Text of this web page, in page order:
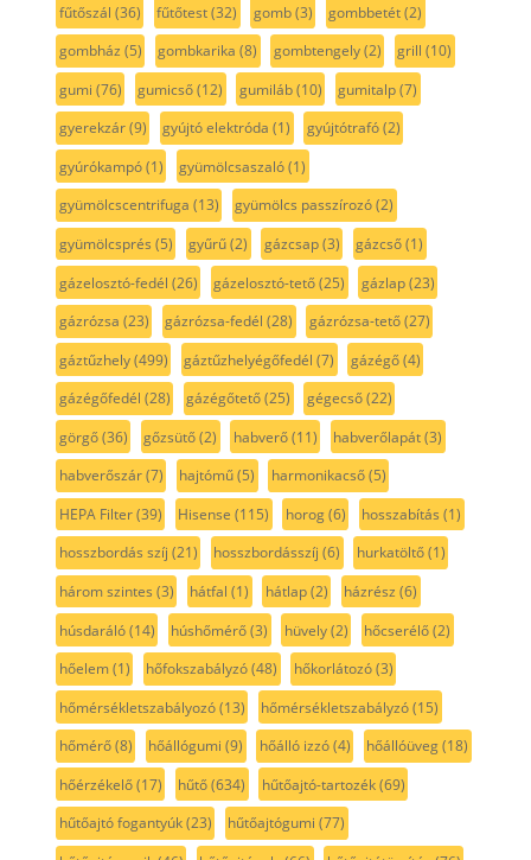
fűtőszál (36) fűtőtest(32) gomb(3) gombbetét(2)
gombház (5) gombkarika (8) gombtengely(2) grill (10)
gumi (76) gumicső(12) gumiláb(10) gumitalp(7)
gyerekzár(9) gyújtó elektróda (1) gyújtótrafó(2)
gyúrókampó(1) gyümölcsaszaló(1)
gyümölcscentrifuga (13) gyümölcs passzírozó(2)
gyümölcsprés (5) gyűrű(2) gázcsap(3) gázcső(1)
gázelosztó-fedél (26) gázelosztó-tető(25) gázlap(23)
gázrózsa (23) gázrózsa-fedél (28) gázrózsa-tető(27)
gáztűzhely(499) gáztűzhelyégőfedél (7) gázégő(4)
gázégőfedél (28) gázégőtető(25) gégecső(22)
görgő(36) gőzsütő(2) habverő(11) habverőlapát(3)
habverőszár(7) hajtómű(5) harmonikacső(5)
HEPA Filter(39) Hisense (115) horog(6) hosszabítás (1)
hosszbordás szíj (21) hosszbordásszíj (6) hurkatöltő(1)
három szintes (3) hátfal (1) hátlap(2) házrész (6)
húsdaráló(14) húshőmérő(3) hüvely(2) hőcserélő(2)
hőelem(1) hőfokszabályzó(48) hőkorlátozó(3)
hőmérsékletszabályozó(13) hőmérsékletszabályzó(15)
hőmérő(8) hőállógumi (9) hőálló izzó(4) hőállóüveg(18)
hőérzékelő(17) hűtő(634) hűtőajtó-tartozék(69)
hűtőajtó fogantyúk(23) hűtőajtógumi (77)